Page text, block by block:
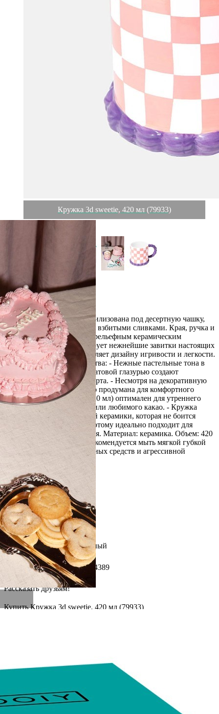
Кружка 3d sweetie, 420 мл (79933)
Обзор
Характеристики
Отзывы0
Кружка Sweetie искусно стилизована под десертную чашку,
наполненную воздушными взбитыми сливками. Края, ручка и
нижняя часть ее украшена рельефным керамическим
«кремом», который имитирует нежнейшие завитки настоящих
взбитых сливок. Это добавляет дизайну игривости и легкости.
Особенности и преимущества: - Нежные пастельные тона в
сочетании с бархатистой матовой глазурью создают
ощущение настоящего десерта. - Несмотря на декоративную
сложность, форма идеально продумана для комфортного
использования. - Объем (420 мл) оптимален для утреннего
капучино, ароматного чая или любимого какао. - Кружка
выполнена из качественной керамики, которая не боится
потертостей и царапин, поэтому идеально подходит для
ежедневного использования. Материал: керамика. Объем: 420
мл. Цвет: бело-розовый. Рекомендуется мыть мягкой губкой
без использования абразивных средств и агрессивной
бытовой химии.
Вес
0.5 кг
Глубина
15 см
Высота
9.5 см
Производитель Doiy
Материал
керамика
Страна
Китай
Длина
10 см
Цвет
Разноцветный
Категория
Чай и кофе
Штрихкод
8436602104389
Страна бренда Испания
Рассказать друзьям!
Купить Кружка 3d sweetie, 420 мл (79933)
Информация о доставке
Прочее
Служба доставки СДЭК
Рассчитываем стоимость доставки...